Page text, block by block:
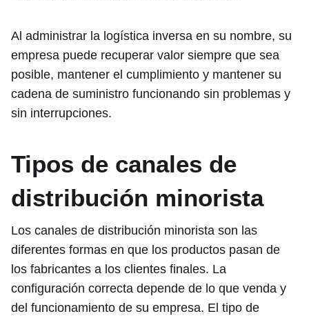
Al administrar la logística inversa en su nombre, su
empresa puede recuperar valor siempre que sea
posible, mantener el cumplimiento y mantener su
cadena de suministro funcionando sin problemas y
sin interrupciones.
Tipos de canales de
distribución minorista
Los canales de distribución minorista son las
diferentes formas en que los productos pasan de
los fabricantes a los clientes finales. La
configuración correcta depende de lo que venda y
del funcionamiento de su empresa. El tipo de